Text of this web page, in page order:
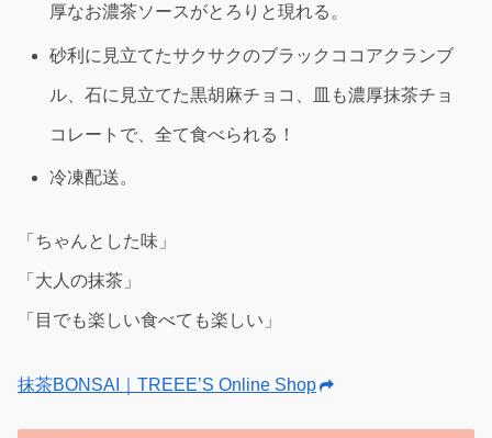
厚なお濃茶ソースがとろりと現れる。
砂利に見立てたサクサクのブラックココアクランブ
ル、石に見立てた黒胡麻チョコ、皿も濃厚抹茶チョ
コレートで、全て食べられる！
冷凍配送。
「ちゃんとした味」
「大人の抹茶」
「目でも楽しい食べても楽しい」
抹茶BONSAI｜TREEE’S Online Shop